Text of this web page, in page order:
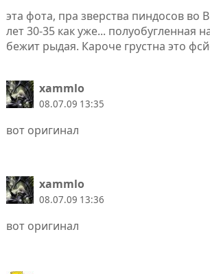
эта фота, пра зверства пиндосов во
лет 30-35 как уже... полуобугленная
бежит рыдая. Кароче грустна это
xammlo
08.07.09 13:35
вот оригинал
xammlo
08.07.09 13:36
вот оригинал